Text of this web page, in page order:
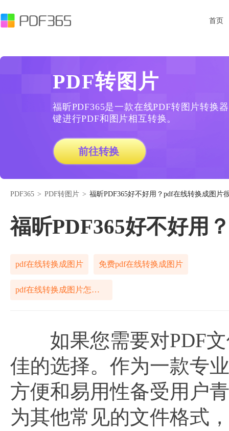
首页
PDF转图片
福昕PDF365是一款在线PDF转图片转换
键进行PDF和图片相互转换。
前往转换
PDF365 > PDF转图片 > 福昕PDF365好不好用？pdf在线转换成图片
福昕PDF365好不好用
pdf在线转换成图片 免费pdf在线转换成图片
pdf在线转换成图片怎样解决
如果您需要对PDF文
佳的选择。作为一款专
方便和易用性备受用户
为其他常见的文件格式